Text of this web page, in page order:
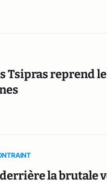
Tsipras reprend
derrière la brutale